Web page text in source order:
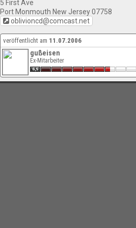
5 First Ave
Port Monmouth New Jersey 07758
oblivioncd@comcast.net
veröffentlicht am 11.07.2006
gußeisen
Ex-Mitarbeiter